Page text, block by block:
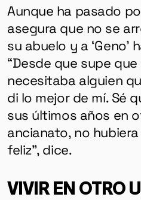
Aunque ha pasado
asegura que no se
su abuelo y a ‘Geno’
“Desde que supe
necesitaba alguien
di lo mejor de mí. Sé
sus últimos años en
ancianato, no
feliz”, dice.
VIVIR EN OTRO